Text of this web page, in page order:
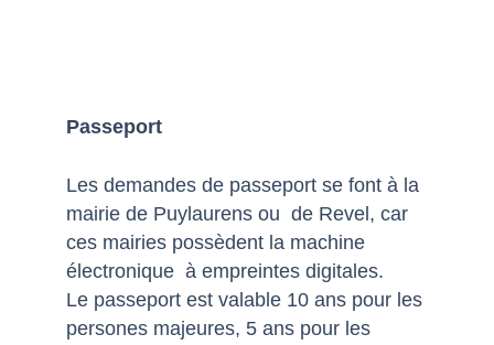
Passeport
Les demandes de passeport se font à la
mairie de Puylaurens ou de Revel, car
ces mairies possèdent la machine
électronique à empreintes digitales.
Le passeport est valable 10 ans pour les
persones majeures, 5 ans pour les